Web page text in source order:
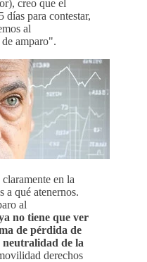
creo que el
días para contestar,
al
amparo".
en la
a qué atenernos.
al
no tiene que ver
de pérdida de
de la
derechos